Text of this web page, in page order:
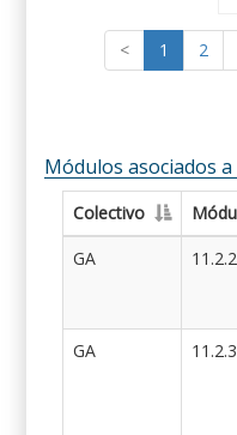
< 1 2
Módulos asociados
Colectivo
GA
11.2.2
GA